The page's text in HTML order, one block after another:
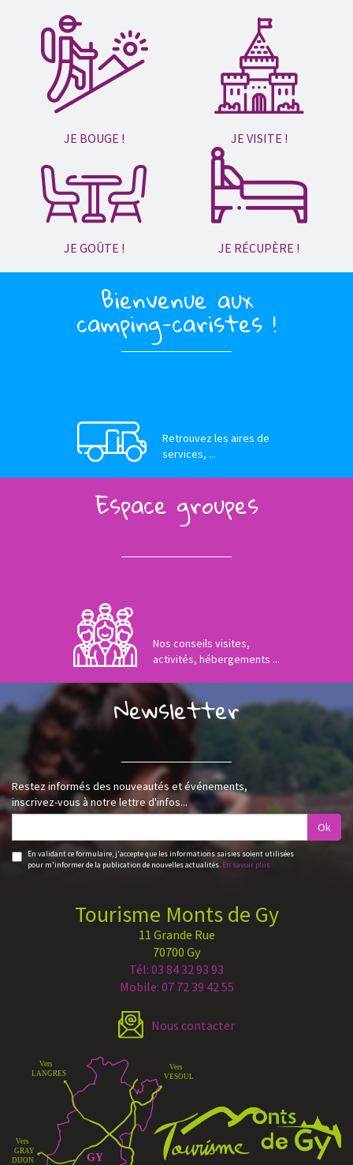
JE BOUGE ! JE VISITE !
JE GOÛTE ! JE RÉCUPÈRE !
Bienvenue aux
camping-caristes !
Retrouvez les aires de
services, ...
Espace groupes
Nos conseils visites,
activités, hébergements ...
Newsletter
Restez informés des nouveautés et événements,
inscrivez-vous à notre lettre d'infos...
En validant ce formulaire, j'accepte que les informations saisies soient utilisées
pour m'informer de la publication de nouvelles actualités. En savoir plus
Ok
Tourisme Monts de Gy
11 Grande Rue
70700 Gy
Tél: 03 84 32 93 93
Mobile: 07 72 39 42 55
Nous contacter